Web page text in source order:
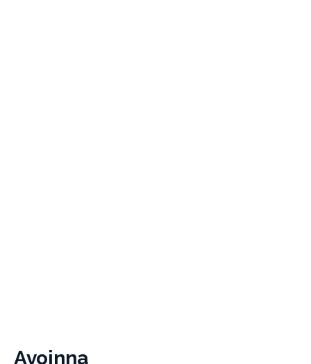
Avoinna